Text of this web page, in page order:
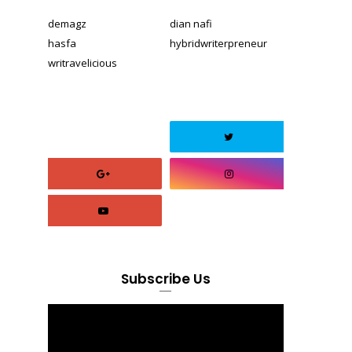
demagz
dian nafi
hasfa
hybridwriterpreneur
writravelicious
Subscribe Us